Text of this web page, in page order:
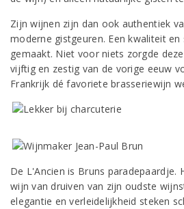
Zijn wijnen zijn dan ook authentiek
moderne gistgeuren. Een kwaliteit
gemaakt. Niet voor niets zorgde
vijftig en zestig van de vorige eeuw
Frankrijk dé favoriete brasseriewijn
De L'Ancien is Bruns paradepaardje.
wijn van druiven van zijn oudste
elegantie en verleidelijkheid steken